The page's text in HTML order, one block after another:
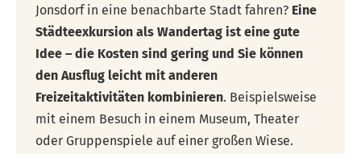
Jonsdorf in eine benachbarte Stadt fahren? Eine
Städteexkursion als Wandertag ist eine gute
Idee – die Kosten sind gering und Sie können
den Ausflug leicht mit anderen
Freizeitaktivitäten kombinieren. Beispielsweise
mit einem Besuch in einem Museum, Theater
oder Gruppenspiele auf einer großen Wiese.